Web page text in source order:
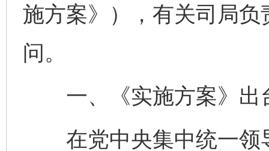
施方案》），有关司局
问。
一、《实施方案》出
在党中央集中统一领